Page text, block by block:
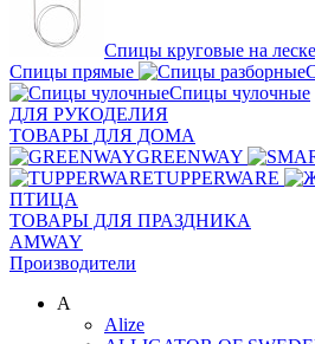
Спицы круговые на леске
Спицы прямые
Спицы чулочные
ДЛЯ РУКОДЕЛИЯ
ТОВАРЫ ДЛЯ ДОМА
GREENWAY
TUPPERWARE
ПТИЦА
ТОВАРЫ ДЛЯ ПРАЗДНИКА
AMWAY
Производители
A
Alize